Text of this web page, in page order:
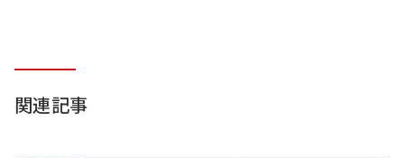
関連記事